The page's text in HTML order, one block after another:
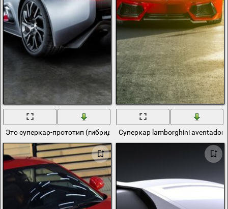
Это суперкар-прототип (гибрид) jaguar с-x75Суперкар lamborghini aventador